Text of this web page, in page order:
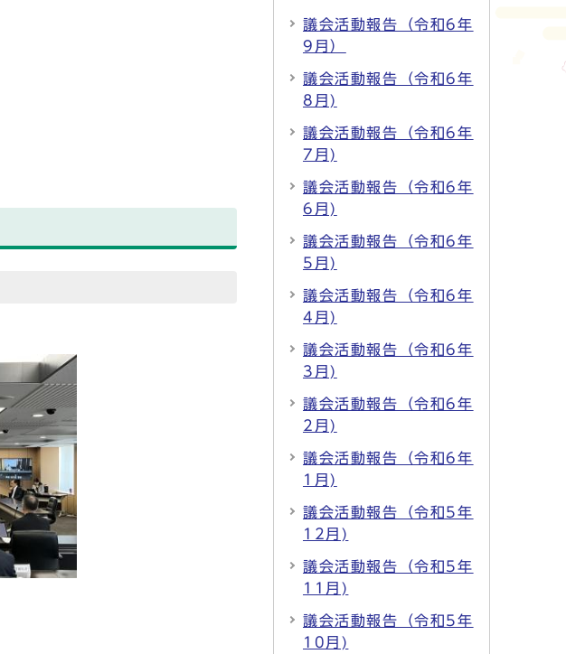
議会活動報告（令和6年
9月）
議会活動報告（令和6年
8月)
議会活動報告（令和6年
7月)
議会活動報告（令和6年
6月)
議会活動報告（令和6年
5月)
議会活動報告（令和6年
4月)
議会活動報告（令和6年
3月)
議会活動報告（令和6年
2月)
議会活動報告（令和6年
1月)
議会活動報告（令和5年
12月)
議会活動報告（令和5年
11月)
議会活動報告（令和5年
10月)